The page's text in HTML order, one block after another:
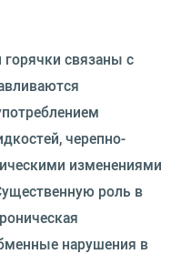
связаны с
черепно-
изменениями
роль в
нарушения в